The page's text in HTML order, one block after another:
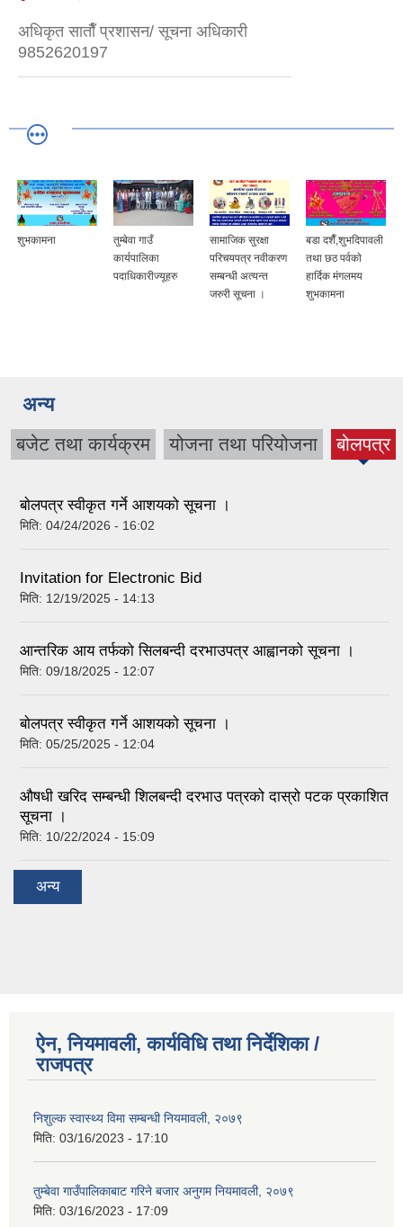
अधिकृत साताैँ प्रशासन/ सूचना अधिकारी
9852620197
शुभकामना
तुम्बेवा गाउँ
कार्यपालिका
पदाधिकारीज्यूहरु
सामाजिक सुरक्षा
परिचयपत्र नवीकरण
सम्बन्धी अत्यन्त
जरुरी सूचना ।
बडा दशैँ,शुभदिपावली
तथा छठ पर्वकाे
हार्दिक मंगलमय
शुभकामना
अन्य
बजेट तथा कार्यक्रम योजना तथा परियोजना बोलपत्र
(active
बाेलपत्र स्वीकृत गर्ने आशयको सूचना ।
मिति: 04/24/2026 - 16:02
Invitation for Electronic Bid
मिति: 12/19/2025 - 14:13
आन्तरिक आय तर्फको सिलबन्दी दरभाउपत्र आह्वानको सूचना ।
मिति: 09/18/2025 - 12:07
बाेलपत्र स्वीकृत गर्ने आशयको सूचना ।
मिति: 05/25/2025 - 12:04
औषधी खरिद सम्बन्धी शिलबन्दी दरभाउ पत्रको दास्रो पटक प्रकाशित
सूचना ।
मिति: 10/22/2024 - 15:09
अन्य
ऐन, नियमावली, कार्यविधि तथा निर्देशिका /
राजपत्र
निशुल्क स्वास्थ्य विमा सम्बन्धी नियमावली, २०७९
मिति: 03/16/2023 - 17:10
तुम्बेवा गाउँपालिकाबाट गरिने बजार अनुगम नियमावली, २०७९
मिति: 03/16/2023 - 17:09